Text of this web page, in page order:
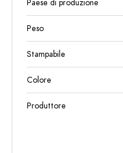
Paese di produzione
Peso
Stampabile
Colore
Produttore